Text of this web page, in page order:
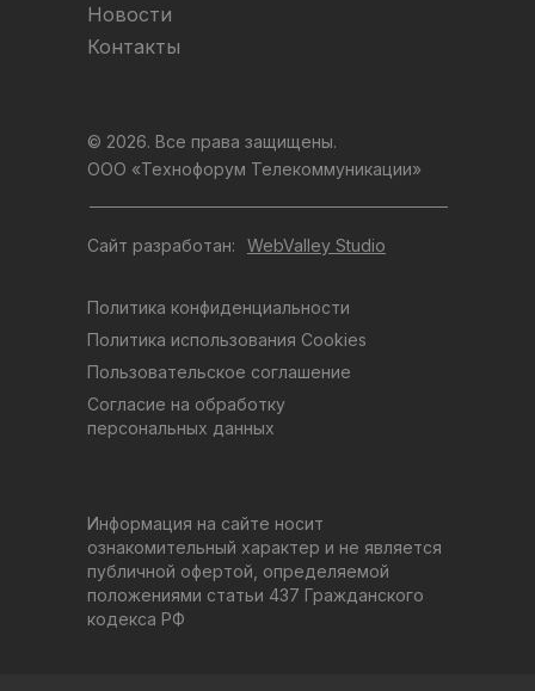
Новости
Контакты
Информация на сайте носит
ознакомительный характер и не является
публичной офертой, определяемой
положениями статьи 437 Гражданского
кодекса РФ
Политика использования Cookies
Согласие на обработку
персональных данных
Пользовательское соглашение
Политика конфиденциальности
© 2026. Все права защищены.
ООО «Технофорум Телекоммуникации»
Сайт разработан: WebValley Studio